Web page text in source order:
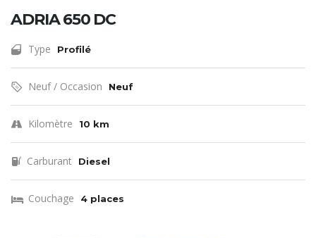
ADRIA 650 DC
Type Profilé
Neuf / Occasion Neuf
Kilomètre 10 km
Carburant Diesel
Couchage 4 places